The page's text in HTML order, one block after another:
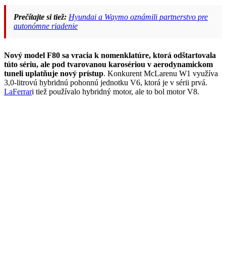
Prečítajte si tiež: Hyundai a Waymo oznámili partnerstvo pre
autonómne riadenie
Nový model F80 sa vracia k nomenklatúre, ktorá odštartovala
túto sériu, ale pod tvarovanou karosériou v aerodynamickom
tuneli uplatňuje nový prístup. Konkurent McLarenu W1 využíva
3,0-litrovú hybridnú pohonnú jednotku V6, ktorá je v sérii prvá.
LaFerrari tiež používalo hybridný motor, ale to bol motor V8.